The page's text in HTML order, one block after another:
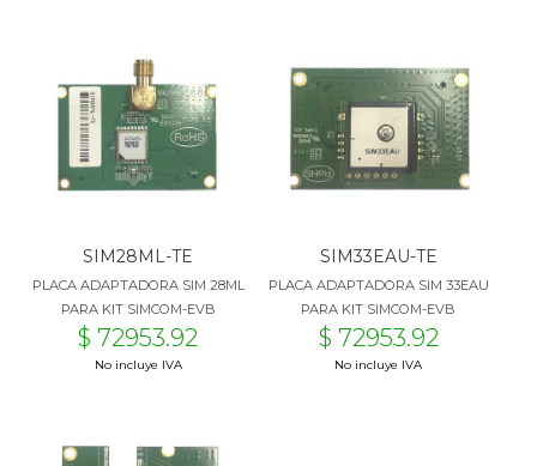
SIM28ML-TE
PLACA ADAPTADORA SIM 28ML
PARA KIT SIMCOM-EVB
$ 72953.92
No incluye IVA
SIM33EAU-TE
PLACA ADAPTADORA SIM 33EAU
PARA KIT SIMCOM-EVB
$ 72953.92
No incluye IVA